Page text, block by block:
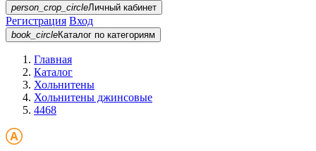
person_crop_circleЛичный кабинет
Регистрация Вход
book_circleКаталог по категориям
Главная
Каталог
Хольнитены
Хольнитены джинсовые
4468